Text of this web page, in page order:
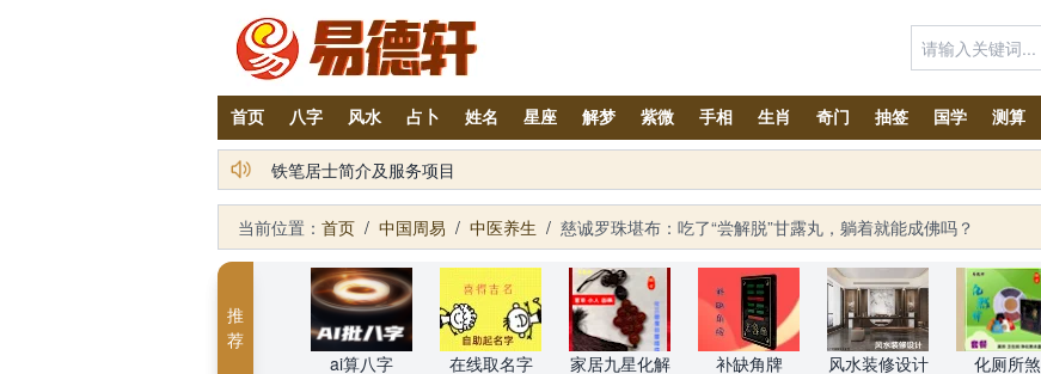
首页 八字 风水 占卜 姓名 星座 解梦 紫微 手相 生肖 奇门 抽签 国学 测算
2026丙午年铁笔居士精批年运说明
当前位置： 首页 / 中国周易 / 中医养生 / 慈诚罗珠堪布：吃了“尝解脱”甘露丸，躺着就能成佛吗？
推
荐
ai算八字
在线取名字 家居九星化解 补缺角牌 风水装修设计 化厕所煞